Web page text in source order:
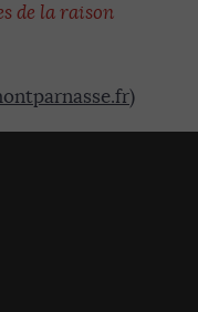
de la raison
)